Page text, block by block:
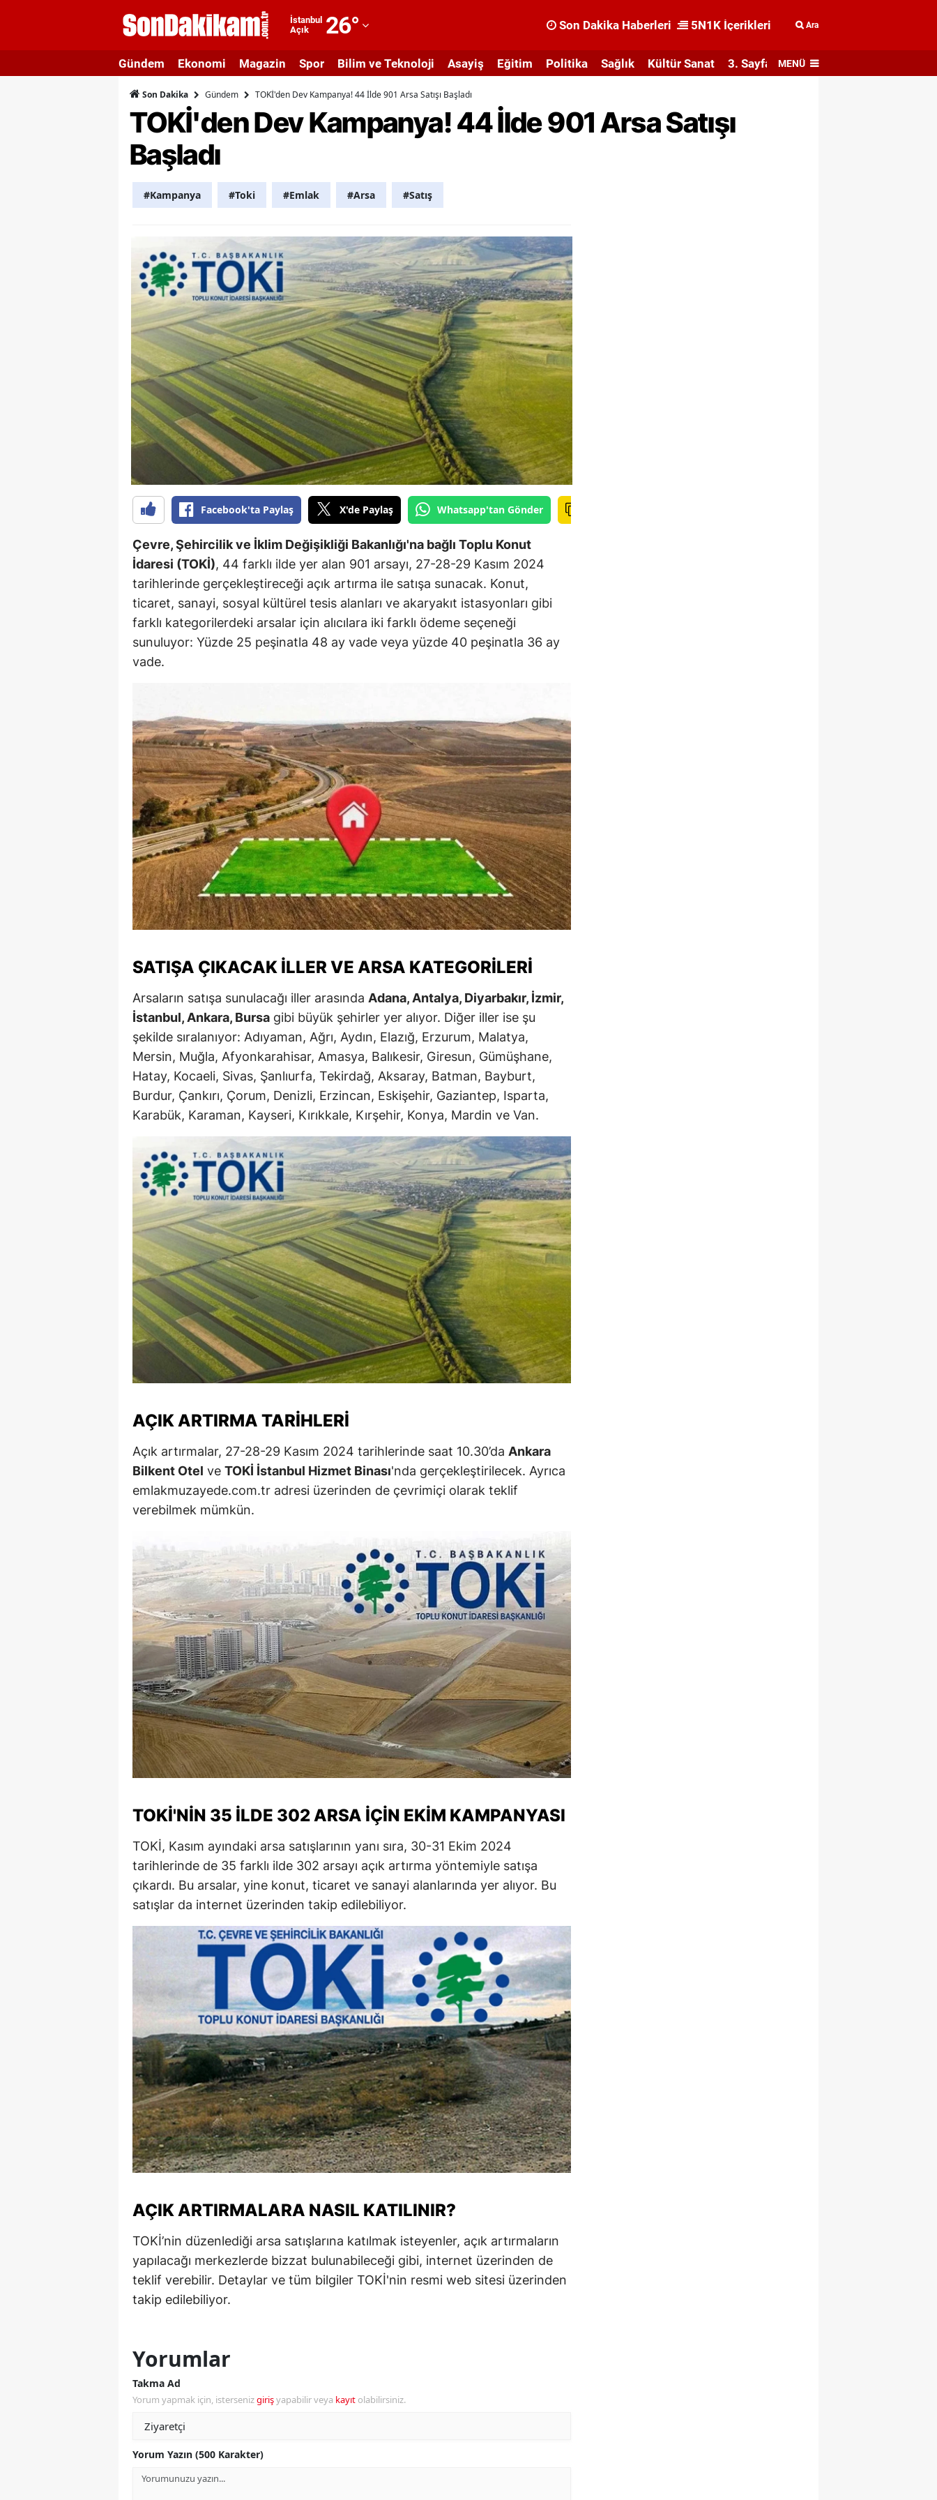
İstanbul
Açık
26°
Adıyaman
Afyonkarahisar
Ağrı
Ankara
Artvin
Aydın
Balıkesir
Bilecik
Bingöl
Bitlis
Bolu
Burdur
Bursa
Çanakkale
Çankırı
Çorum
Denizli
Edirne
Erzurum
Eskişehir
Gaziantep
Giresun
Gümüşhane
Hakkari
Hatay
Isparta
İzmir
Kars
Kastamonu
Kayseri
Kırşehir
Kocaeli
Konya
Kütahya
Malatya
Manisa
Kahramanmaraş
Mardin
Muğla
Muş
Nevşehir
Niğde
Ordu
Sakarya
Samsun
Siirt
Sinop
Sivas
Tekirdağ
Tokat
Trabzon
Şanlıurfa
Uşak
Van
Yozgat
Zonguldak
Aksaray
Bayburt
Karaman
Kırıkkale
Batman
Şırnak
Bartın
Ardahan
Yalova
Karabük
Kilis
Son Dakika Haberleri 5N1K İçerikleri Ara
Gündem Ekonomi Magazin Spor Bilim ve Teknoloji Asayiş Eğitim Politika Sağlık Kültür Sanat 3. Sayfa MENÜ
Son Dakika Gündem TOKİ'den Dev Kampanya! 44 İlde 901 Arsa Satışı Başladı
TOKİ'den Dev Kampanya! 44 İlde 901 Arsa Satışı
Başladı
#Kampanya #Toki #Emlak #Arsa #Satış
Facebook'ta Paylaş X'de Paylaş Whatsapp'tan Gönder
Çevre, Şehircilik ve İklim Değişikliği Bakanlığı'na bağlı Toplu Konut
İdaresi (TOKİ), 44 farklı ilde yer alan 901 arsayı, 27-28-29 Kasım 2024
tarihlerinde gerçekleştireceği açık artırma ile satışa sunacak. Konut,
ticaret, sanayi, sosyal kültürel tesis alanları ve akaryakıt istasyonları gibi
farklı kategorilerdeki arsalar için alıcılara iki farklı ödeme seçeneği
sunuluyor: Yüzde 25 peşinatla 48 ay vade veya yüzde 40 peşinatla 36 ay
vade.
SATIŞA ÇIKACAK İLLER VE ARSA KATEGORILERI
Arsaların satışa sunulacağı iller arasında Adana, Antalya, Diyarbakır, İzmir,
İstanbul, Ankara, Bursa gibi büyük şehirler yer alıyor. Diğer iller ise şu
şekilde sıralanıyor: Adıyaman, Ağrı, Aydın, Elazığ, Erzurum, Malatya,
Mersin, Muğla, Afyonkarahisar, Amasya, Balıkesir, Giresun, Gümüşhane,
Hatay, Kocaeli, Sivas, Şanlıurfa, Tekirdağ, Aksaray, Batman, Bayburt,
Burdur, Çankırı, Çorum, Denizli, Erzincan, Eskişehir, Gaziantep, Isparta,
Karabük, Karaman, Kayseri, Kırıkkale, Kırşehir, Konya, Mardin ve Van.
AÇIK ARTIRMA TARIHLERI
Açık artırmalar, 27-28-29 Kasım 2024 tarihlerinde saat 10.30’da Ankara
Bilkent Otel ve TOKİ İstanbul Hizmet Binası'nda gerçekleştirilecek. Ayrıca
emlakmuzayede.com.tr adresi üzerinden de çevrimiçi olarak teklif
verebilmek mümkün.
TOKİ'NIN 35 İLDE 302 ARSA İÇIN EKIM KAMPANYASI
TOKİ, Kasım ayındaki arsa satışlarının yanı sıra, 30-31 Ekim 2024
tarihlerinde de 35 farklı ilde 302 arsayı açık artırma yöntemiyle satışa
çıkardı. Bu arsalar, yine konut, ticaret ve sanayi alanlarında yer alıyor. Bu
satışlar da internet üzerinden takip edilebiliyor.
AÇIK ARTIRMALARA NASIL KATILINIR?
TOKİ’nin düzenlediği arsa satışlarına katılmak isteyenler, açık artırmaların
yapılacağı merkezlerde bizzat bulunabileceği gibi, internet üzerinden de
teklif verebilir. Detaylar ve tüm bilgiler TOKİ'nin resmi web sitesi üzerinden
takip edilebiliyor.
Yorumlar
Takma Ad
Yorum yapmak için, istersenizgirişyapabilir veya kayıt olabilirsiniz.
Yorum Yazın (500 Karakter)